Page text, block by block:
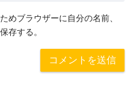
めブラウザーに自分の名前、
存する。